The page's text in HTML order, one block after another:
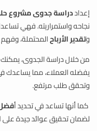
إعداددراسة جدوىمشروع
نجاحه واستمراريته.فهي
وتقدير الأرباحالمحتملة،
من خلال دراسة الجدوى، يمكنك
يفضله العملاء، مما يساعدك
وتحقق طلب مرتفع.
كما أنها تساعد في تحديد أفضل
لضمان تحقيق عوائد جيدة على